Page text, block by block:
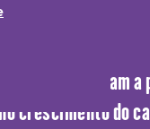
elas ajudam a
crescimento do